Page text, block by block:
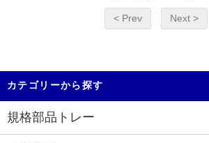
< Prev Next >
カテゴリーから探す
規格部品トレー